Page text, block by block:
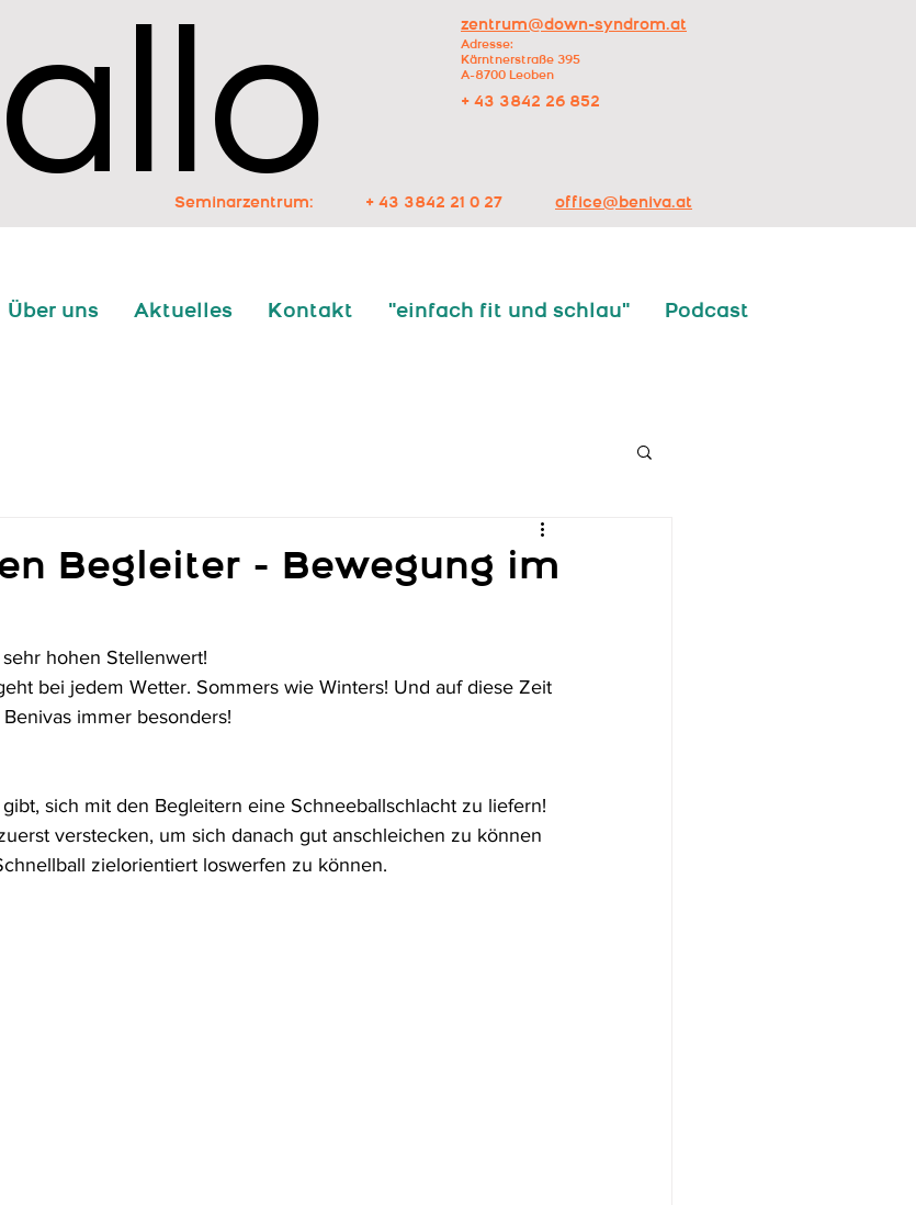
+ 43 3842 26 852
zentrum@down-syndrom.at
Adresse:
Kärntnerstraße 395
A-8700 Leoben
+ 43 3842 21 0 27
Seminarzentrum: office@beniva.at
Über uns Aktuelles Kontakt "einfach fit und schlau" Podcast
Begleiter - Bewegung im
hohen Stellenwert!
bei jedem Wetter. Sommers wie Winters! Und auf diese Zeit
immer besonders!
sich mit den Begleitern eine Schneeballschlacht zu liefern!
verstecken, um sich danach gut anschleichen zu können
zielorientiert loswerfen zu können.